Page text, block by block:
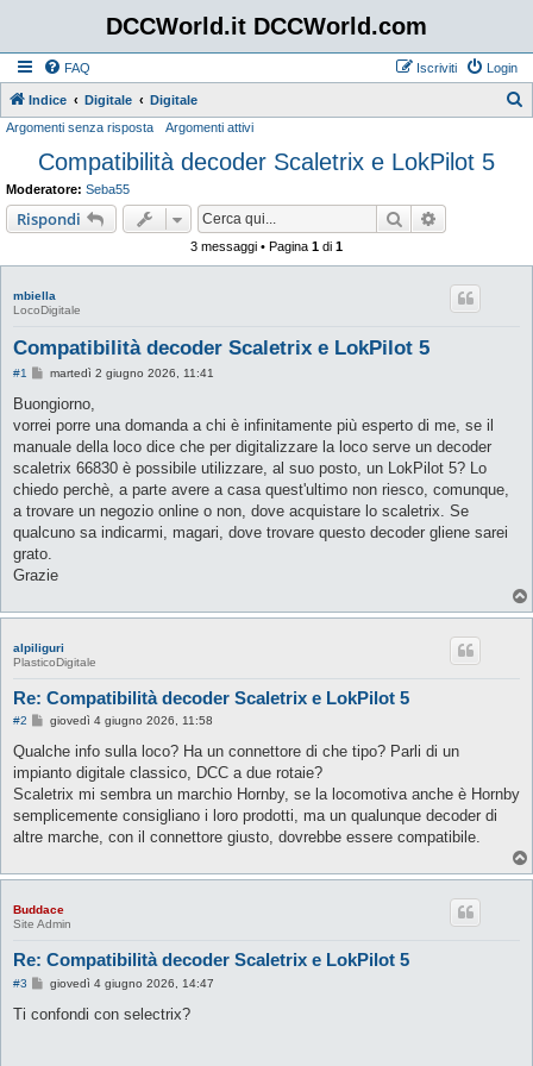
DCCWorld.it DCCWorld.com
FAQ Login
Iscriviti
Indice Digitale Digitale
Argomenti senza risposta Argomenti attivi
Compatibilità decoder Scaletrix e LokPilot 5
Moderatore: Seba55
Rispondi Cerca
3 messaggi • Pagina 1 di 1
mbiella
LocoDigitale
Compatibilità decoder Scaletrix e LokPilot 5
#1
M
s
s
a
g
i
o
martedì 2 giugno 2026, 11:41
Buongiorno,
vorrei porre una domanda a chi è infinitamente più esperto di me, se il
manuale della loco dice che per digitalizzare la loco serve un decoder
scaletrix 66830 è possibile utilizzare, al suo posto, un LokPilot 5? Lo
chiedo perchè, a parte avere a casa quest'ultimo non riesco, comunque,
a trovare un negozio online o non, dove acquistare lo scaletrix. Se
qualcuno sa indicarmi, magari, dove trovare questo decoder gliene sarei
grato.
Grazie
alpiliguri
PlasticoDigitale
Re: Compatibilità decoder Scaletrix e LokPilot 5
#2
M
s
a
g
i
o
giovedì 4 giugno 2026, 11:58
Qualche info sulla loco? Ha un connettore di che tipo? Parli di un
impianto digitale classico, DCC a due rotaie?
Scaletrix mi sembra un marchio Hornby, se la locomotiva anche è Hornby
semplicemente consigliano i loro prodotti, ma un qualunque decoder di
altre marche, con il connettore giusto, dovrebbe essere compatibile.
Buddace
Site Admin
Re: Compatibilità decoder Scaletrix e LokPilot 5
#3
M
s
giovedì 4 giugno 2026, 14:47
Ti confondi con selectrix?